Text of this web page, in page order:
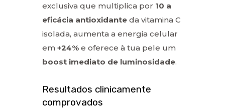
exclusiva que multiplica por 10 a
eficácia antioxidante da vitamina C
isolada, aumenta a energia celular
em +24% e oferece à tua pele um
boost imediato de luminosidade.
Resultados clinicamente
comprovados